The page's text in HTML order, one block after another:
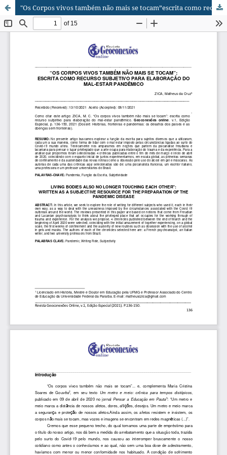
"Os Corpos vivos também não mais se tocam”escrita como recurso subjetivo para elaboração do mal-estar pandêmico